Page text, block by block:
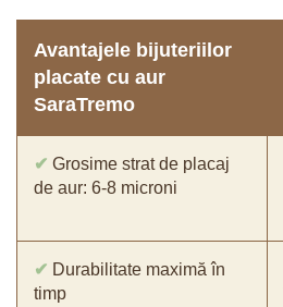
Avantajele bijuteriilor
placate cu aur
SaraTremo
✔ Grosime strat de placaj
de aur: 6-8 microni
✔ Durabilitate maximă în
timp